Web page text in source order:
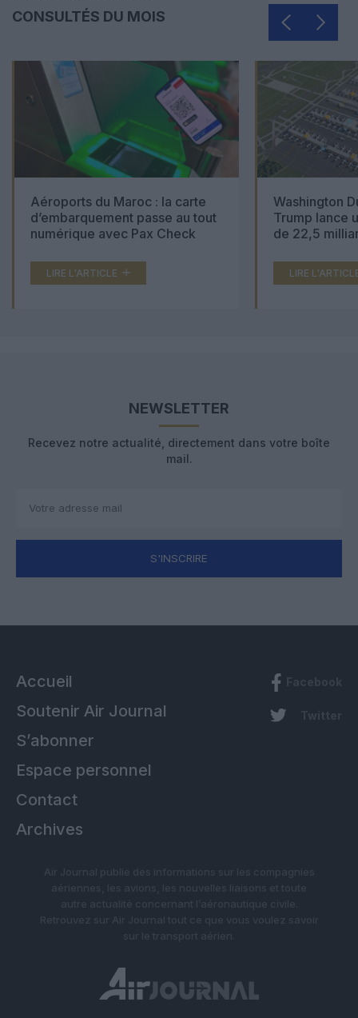
CONSULTÉS DU MOIS
Aéroports du Maroc : la carte
d’embarquement passe au tout
numérique avec Pax Check
LIRE L'ARTICLE
Washington
Trump lance
de 22,5
LIRE
NEWSLETTER
Recevez notre actualité, directement dans votre boîte
mail.
S'INSCRIRE
Accueil
Soutenir Air Journal
S’abonner
Espace personnel
Contact
Archives